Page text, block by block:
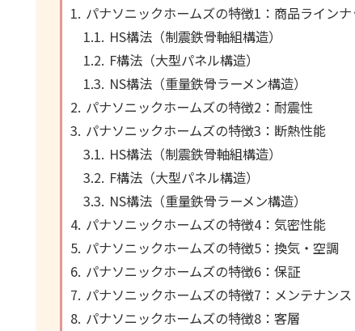
パナソニックホームズの特徴1：商品ライン
HS構法（制震鉄骨軸組構造）
F構法（大型パネル構造）
NS構法（重量鉄骨ラーメン構造）
パナソニックホームズの特徴2：耐震性
パナソニックホームズの特徴3：断熱性能
HS構法（制震鉄骨軸組構造）
F構法（大型パネル構造）
NS構法（重量鉄骨ラーメン構造）
パナソニックホームズの特徴4：気密性能
パナソニックホームズの特徴5：換気・空調
パナソニックホームズの特徴6：保証
パナソニックホームズの特徴7：メンテナンス
パナソニックホームズの特徴8：客層